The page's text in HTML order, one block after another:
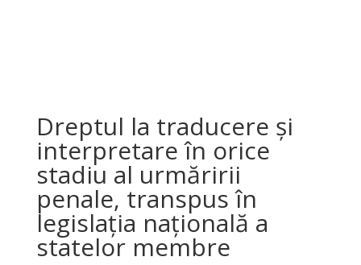
Dreptul la traducere şi
interpretare în orice
stadiu al urmăririi
penale, transpus în
legislația națională a
statelor membre